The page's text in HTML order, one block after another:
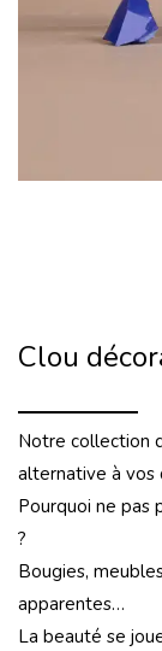
Clou
Notre collection
alternative à vos
Pourquoi ne pas
?
Bougies,
apparentes…
La beauté se